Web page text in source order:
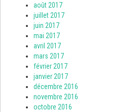
août 2017
juillet 2017
juin 2017
mai 2017
avril 2017
mars 2017
février 2017
janvier 2017
décembre 2016
novembre 2016
octobre 2016